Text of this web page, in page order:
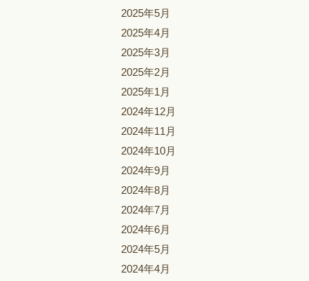
2025年5月
2025年4月
2025年3月
2025年2月
2025年1月
2024年12月
2024年11月
2024年10月
2024年9月
2024年8月
2024年7月
2024年6月
2024年5月
2024年4月